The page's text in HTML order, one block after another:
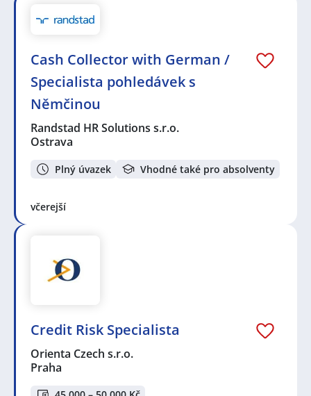
Cash Collector with German /
Specialista pohledávek s
Němčinou
Randstad HR Solutions s.r.o.
Ostrava
Plný úvazek Vhodné také pro absolventy
včerejší
Credit Risk Specialista
Orienta Czech s.r.o.
Praha